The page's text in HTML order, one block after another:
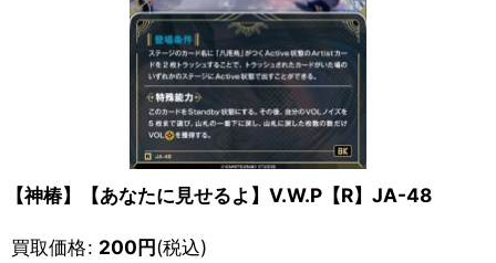
【神椿】【あなたに見せるよ】V.W.P【R】JA-48
買取価格: 200円(税込)